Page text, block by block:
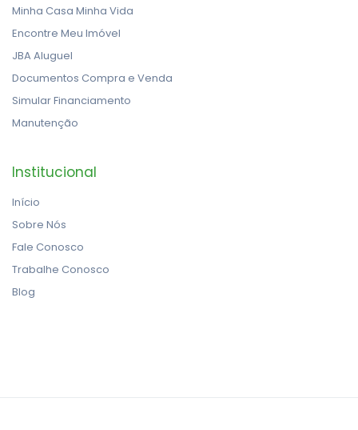
Minha Casa Minha Vida
Encontre Meu Imóvel
JBA Aluguel
Documentos Compra e Venda
Simular Financiamento
Manutenção
Institucional
Início
Sobre Nós
Fale Conosco
Trabalhe Conosco
Blog